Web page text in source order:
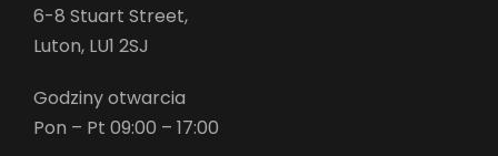
6-8 Stuart Street,
Luton, LU1 2SJ
Godziny otwarcia
Pon – Pt 09:00 – 17:00